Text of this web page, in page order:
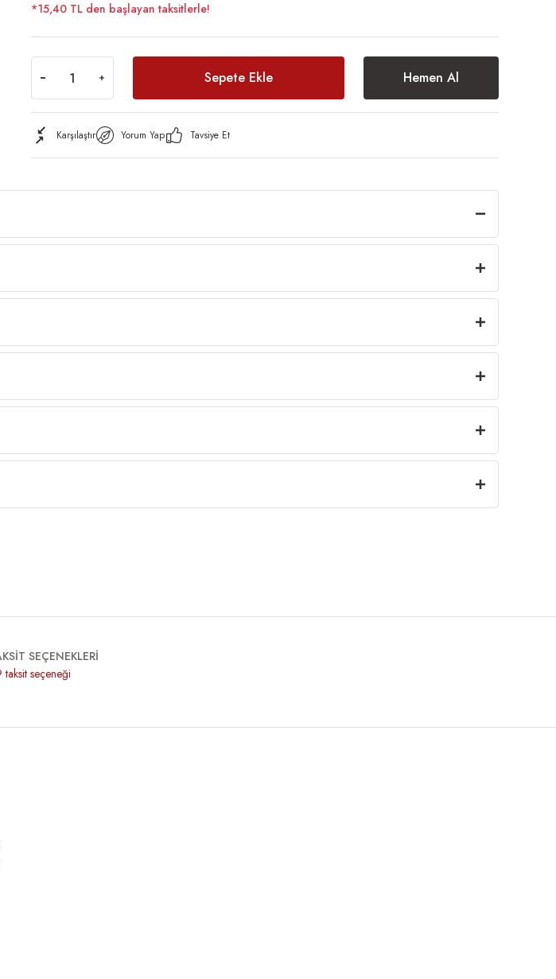
*15,40 TL den başlayan taksitlerle!
Sepete Ekle Hemen Al
Karşılaştır Yorum Yap Tavsiye Et
SEÇENEKLERİ
taksit seçeneği